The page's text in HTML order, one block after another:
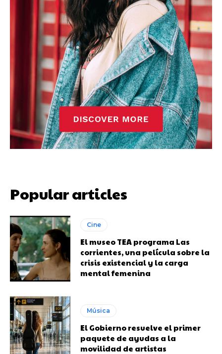
Popular articles
Cine
El museo TEA programa Las
corrientes, una película sobre la
crisis existencial y la carga
mental femenina
Música
El Gobierno resuelve el primer
paquete de ayudas a la
movilidad de artistas